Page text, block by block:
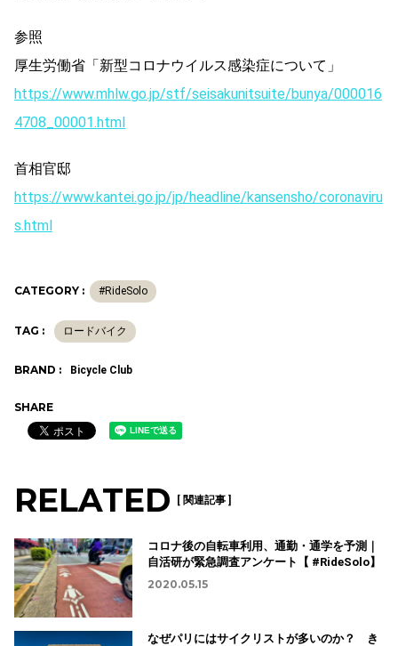
参照
厚生労働省「新型コロナウイルス感染症について」
https://www.mhlw.go.jp/stf/seisakunitsuite/bunya/000016
4708_00001.html
首相官邸
https://www.kantei.go.jp/jp/headline/kansensho/coronaviru
s.html
CATEGORY : #RideSolo
TAG : ロードバイク
BRAND : Bicycle Club
SHARE
RELATED [ 関連記事 ]
コロナ後の自転車利用、通勤・通学を予測｜
自活研が緊急調査アンケート【 #RideSolo】
2020.05.15
なぜパリにはサイクリストが多いのか？ き